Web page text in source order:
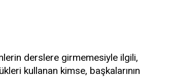
derslere girmemesiyle ilgili,
kullanan kimse, başkalarının